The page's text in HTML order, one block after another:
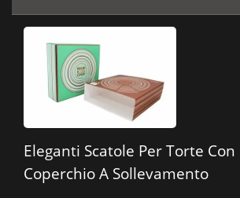
Eleganti Scatole Per Torte Con
Coperchio A Sollevamento